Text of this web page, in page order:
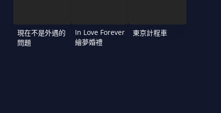
現在不是外遇的
問題
In Love Forever
繪夢婚禮
東京計程車